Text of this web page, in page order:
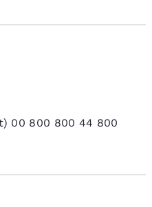
00 800 800 44 800